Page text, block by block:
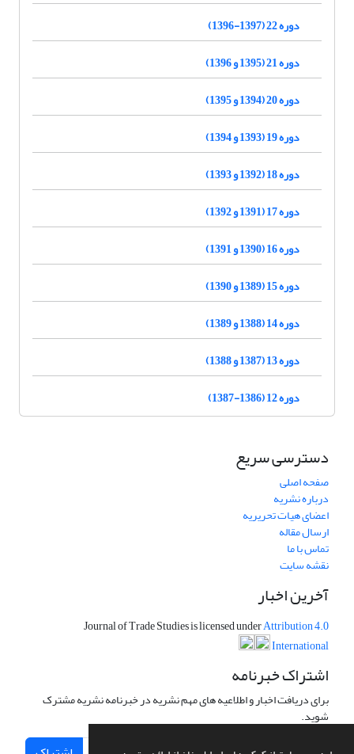
دوره 22 (1397-1396)
دوره 21 (1395 و 1396)
دوره 20 (1394 و 1395)
دوره 19 (1393 و 1394)
دوره 18 (1392 و 1393)
دوره 17 (1391 و 1392)
دوره 16 (1390 و 1391)
دوره 15 (1389 و 1390)
دوره 14 (1388 و 1389)
دوره 13 (1387 و 1388)
دوره 12 (1386-1387)
دسترسی سریع
صفحه اصلی
درباره نشریه
اعضای هیات تحریریه
ارسال مقاله
تماس با ما
نقشه سایت
آخرین اخبار
Journal of Trade Studies is licensed underAttribution 4.0
International
اشتراک خبرنامه
برای دریافت اخبار و اطلاعیه های مهم نشریه در خبرنامه نشریه مشترک
شوید.